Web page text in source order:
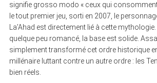
signifie grosso modo « ceux qui
le tout premier jeu, sorti en 2007, le
La’Ahad est directement lié à cette
quelque peu romancé, la base est solide.
simplement transformé cet ordre historique
millénaire luttant contre un autre ordre : les
bien réels.